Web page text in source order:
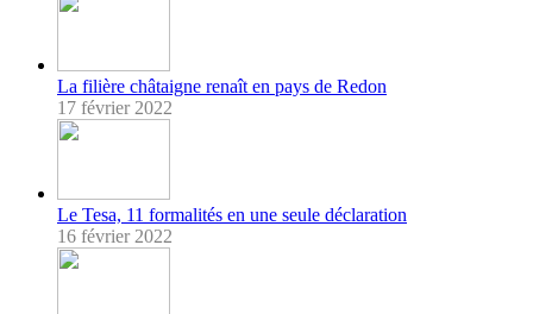
La filière châtaigne renaît en pays de Redon
17 février 2022
Le Tesa, 11 formalités en une seule déclaration
16 février 2022